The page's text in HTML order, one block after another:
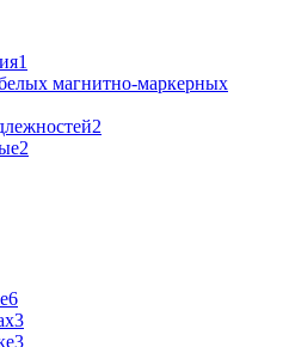
1
магнитно-маркерных
2
2
6
3
3